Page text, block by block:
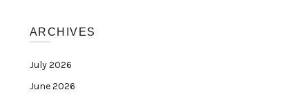
ARCHIVES
July 2026
June 2026